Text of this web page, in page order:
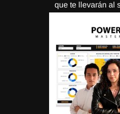
que te llevarán al